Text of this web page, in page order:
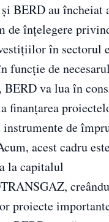
BERD au încheiat
de înțelegere
în sectorul
funcție de
va lua în
finanțarea
de
acest cadru
la capitalul
proiecte